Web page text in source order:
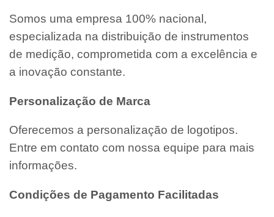
Somos uma empresa 100% nacional,
especializada na distribuição de instrumentos
de medição, comprometida com a excelência e
a inovação constante.
Personalização de Marca
Oferecemos a personalização de logotipos.
Entre em contato com nossa equipe para mais
informações.
Condições de Pagamento Facilitadas